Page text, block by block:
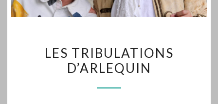
TRIBULATIONS
D’ARLEQUIN
LES TRIBULATIONS
D’ARLEQUIN